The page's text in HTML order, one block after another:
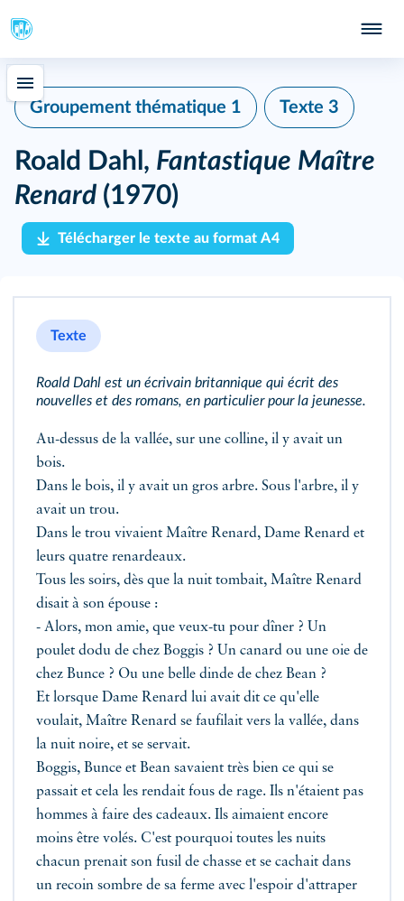
Groupement thématique 1 Texte 3
Roald Dahl, Fantastique Maître
Renard (1970)
Télécharger le texte au format A4
Texte
Roald Dahl est un écrivain britannique qui écrit des
nouvelles et des romans, en particulier pour la jeunesse.
Au-dessus de la vallée, sur une colline, il y avait un
bois.
Dans le bois, il y avait un gros arbre. Sous l'arbre, il y
avait un trou.
Dans le trou vivaient Maître Renard, Dame Renard et
leurs quatre renardeaux.
Tous les soirs, dès que la nuit tombait, Maître Renard
disait à son épouse :
- Alors, mon amie, que veux-tu pour dîner ? Un
poulet dodu de chez Boggis ? Un canard ou une oie de
chez Bunce ? Ou une belle dinde de chez Bean ?
Et lorsque Dame Renard lui avait dit ce qu'elle
voulait, Maître Renard se faufilait vers la vallée, dans
la nuit noire, et se servait.
Boggis, Bunce et Bean savaient très bien ce qui se
passait et cela les rendait fous de rage. Ils n'étaient pas
hommes à faire des cadeaux. Ils aimaient encore
moins être volés. C'est pourquoi toutes les nuits
chacun prenait son fusil de chasse et se cachait dans
un recoin sombre de sa ferme avec l'espoir d'attraper